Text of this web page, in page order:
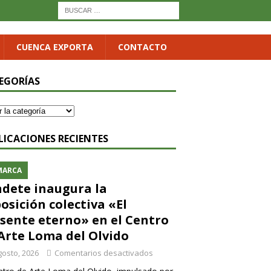
CUENCA EXPORTA CONTACTO
RECIENTES
inaugura la
colectiva «El
eterno» en el Centro
Loma del Olvido
2026 Comentarios desactivados